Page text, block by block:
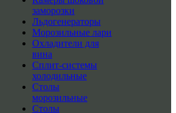
заморозки
Льдогенераторы
Морозильные лари
Охладители для
вина
Сплит-системы
холодильные
Столы
морозильные
Столы